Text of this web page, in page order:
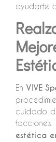
ayudarte
En VIVE
cuidado
facciones.
estética